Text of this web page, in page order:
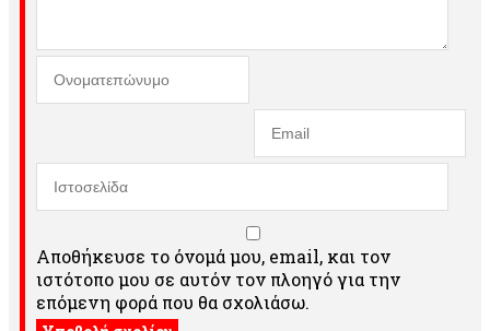
Αποθήκευσε το όνομά μου, email, και τον
ιστότοπο μου σε αυτόν τον πλοηγό για την
επόμενη φορά που θα σχολιάσω.